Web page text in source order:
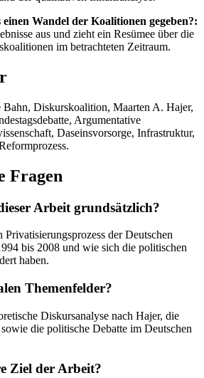
Wandel der Koalitionen gegeben?:
aus und zieht ein Resümee über die
im betrachteten Zeitraum.
Bahn, Diskurskoalition, Maarten A. Hajer,
Argumentative
Daseinsvorsorge, Infrastruktur,
Fragen
Arbeit grundsätzlich?
der Deutschen
bis 2008 und wie sich die politischen
haben.
Themenfelder?
Diskursanalyse nach Hajer, die
die politische Debatte im Deutschen
Ziel der Arbeit?